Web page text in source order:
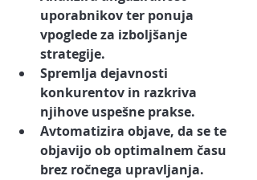
uporabnikov ter ponuja
vpoglede za izboljšanje
strategije.
Spremlja dejavnosti
konkurentov in razkriva
njihove uspešne prakse.
Avtomatizira objave, da se te
objavijo ob optimalnem času
brez ročnega upravljanja.